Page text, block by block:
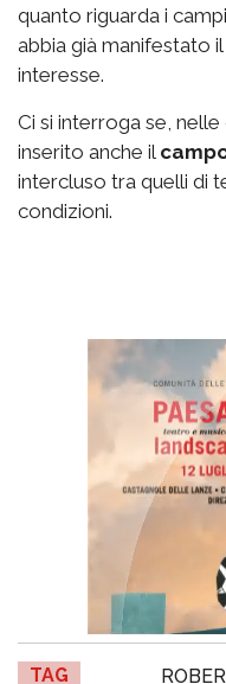
quanto riguarda i
abbia già manifestato
interesse.
Ci si interroga se,
inserito anche il
intercluso tra quelli di
condizioni.
TAG